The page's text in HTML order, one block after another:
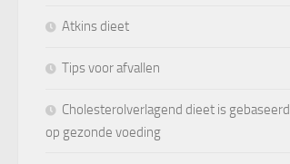
Atkins dieet
Tips voor afvallen
Cholesterolverlagend dieet is gebaseerd
op gezonde voeding